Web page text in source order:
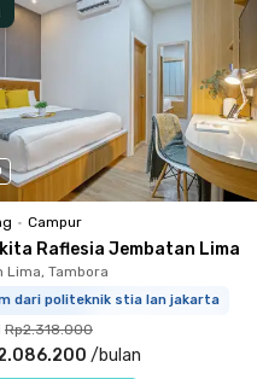
• Campur
Raflesia Jembatan Lima
Lima, Tambora
dari politeknik stia lan jakarta
Rp2.318.000
/bulan